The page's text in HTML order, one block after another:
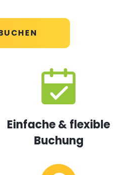
Einfache & flexible
Buchung